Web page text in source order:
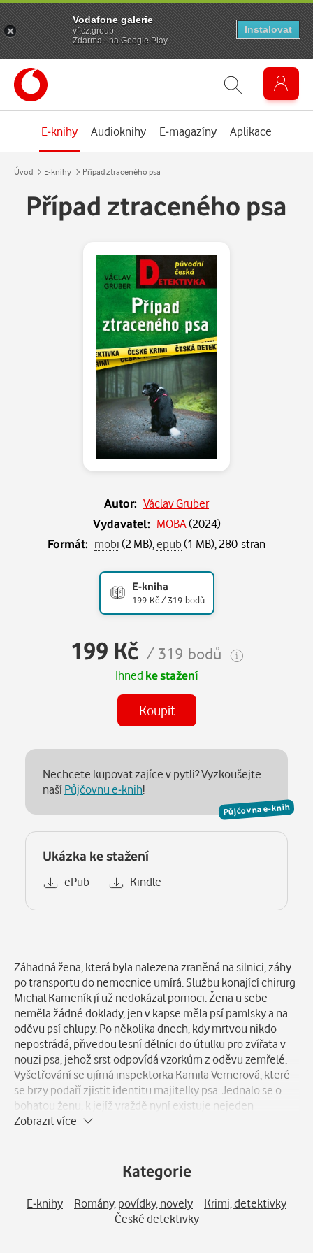
E-knihy Audioknihy E-magazíny Aplikace
Úvod E-knihy Případ ztraceného psa
Případ ztraceného psa
Autor: Václav Gruber
Vydavatel: MOBA(2024)
Formát: mobi(2 MB), epub(1 MB), 280 stran
E-kniha
199 Kč / 319 bodů
199 Kč / 319 bodů
Ihned ke stažení
Koupit
Půjčovna e-knih
Nechcete kupovat zajíce v pytli? Vyzkoušejte
našíPůjčovnu e-knih!
Ukázka ke stažení
ePub Kindle
Záhadná žena, která byla nalezena zraněná na silnici, záhy
po transportu do nemocnice umírá. Službu konající chirurg
Michal Kameník jí už nedokázal pomoci. Žena u sebe
neměla žádné doklady, jen v kapse měla psí pamlsky a na
oděvu psí chlupy. Po několika dnech, kdy mrtvou nikdo
nepostrádá, přivedou lesní dělníci do útulku pro zvířata v
nouzi psa, jehož srst odpovídá vzorkům z oděvu zemřelé.
Vyšetřování se ujímá inspektorka Kamila Vernerová, které
se brzy podaří zjistit identitu majitelky psa. Jednalo se o
bohatou ženu, k jejíž vraždě nyní existuje nejeden
podezřelý i nejeden motiv…
Zobrazit více
Kategorie
E-knihy Romány, povídky, novely
Krimi, detektivky
České detektivky
Vodafone galerie
vf.cz.group
Zdarma - na Google Play
Instalovat